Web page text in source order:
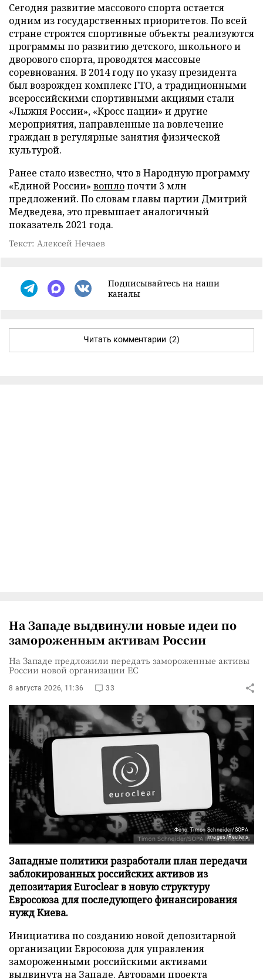
Сегодня развитие массового спорта остается
одним из государственных приоритетов. По всей
стране строятся спортивные объекты реализуются
программы по развитию детского, школьного и
дворового спорта, проводятся массовые
соревнования. В 2014 году по указу президента
был возрожден комплекс ГТО, а традиционными
всероссийскими спортивными акциями стали
«Лыжня России», «Кросс нации» и другие
мероприятия, направленные на вовлечение
граждан в регулярные занятия физической
культурой.
Ранее стало известно, что в Народную программу
«Единой России» вошлопочти 3 млн
предложений. По словам главы партии Дмитрий
Медведева, это превышает аналогичный
показатель 2021 года.
Текст: Алексей Нечаев
Подписывайтесь на наши
каналы
Читать комментарии (2)
На Западе выдвинули новые идеи по
замороженным активам России
На Западе предложили передать замороженные активы
России новой организации ЕС
8 августа 2026, 11:36 33
Фото: Timon Schneider/SOPA
Images/Reuters
Западные политики разработали план передачи
заблокированных российских активов из
депозитария Euroclear в новую структуру
Евросоюза для последующего финансирования
нужд Киева.
Инициатива по созданию новой депозитарной
организации Евросоюза для управления
замороженными российскими активами
выдвинута на Западе. Авторами проекта